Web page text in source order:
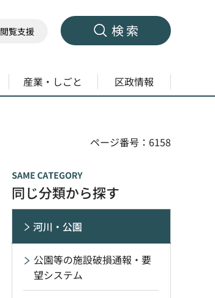
閲覧支援 検索
産業・しごと 区政情報
ページ番号：6158
同じ分類から探す
河川・公園
公園等の施設破損通報・要
望システム